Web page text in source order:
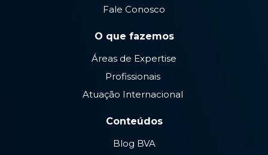
Fale Conosco
O que fazemos
Áreas de Expertise
Profissionais
Atuação Internacional
Conteúdos
Blog BVA